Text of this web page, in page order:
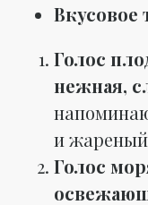
Вкусовое
Голос
нежная,
и
Голос